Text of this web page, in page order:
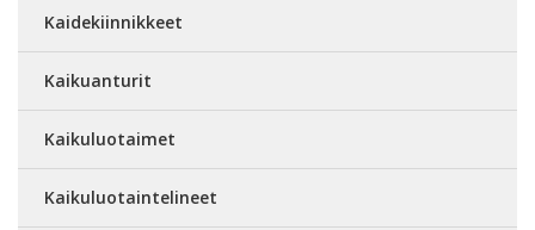
Kaidekiinnikkeet
Kaikuanturit
Kaikuluotaimet
Kaikuluotaintelineet